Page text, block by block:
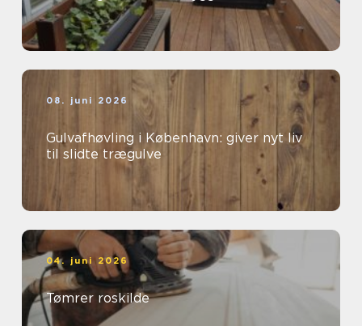
08. juni 2026
Gulvafhøvling i København: giver nyt liv
til slidte trægulve
04. juni 2026
Tømrer roskilde